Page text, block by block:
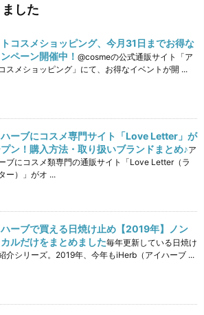
した
コスメショッピング、今月31日までお得な
ペーン開催中！ @cosmeの公式通販サイト「ア
スメショッピング」にて、お得なイベントが開 ...
ーブにコスメ専門サイト「Love Letter」が
ン！購入方法・取り扱いブランドまとめ♪ア
ブにコスメ類専門の通販サイト「Love Letter（ラ
ー）」がオ ...
ーブで買える日焼け止め【2019年】ノン
ルだけをまとめました毎年更新している日焼け
介シリーズ。2019年、今年もiHerb（アイハーブ ...